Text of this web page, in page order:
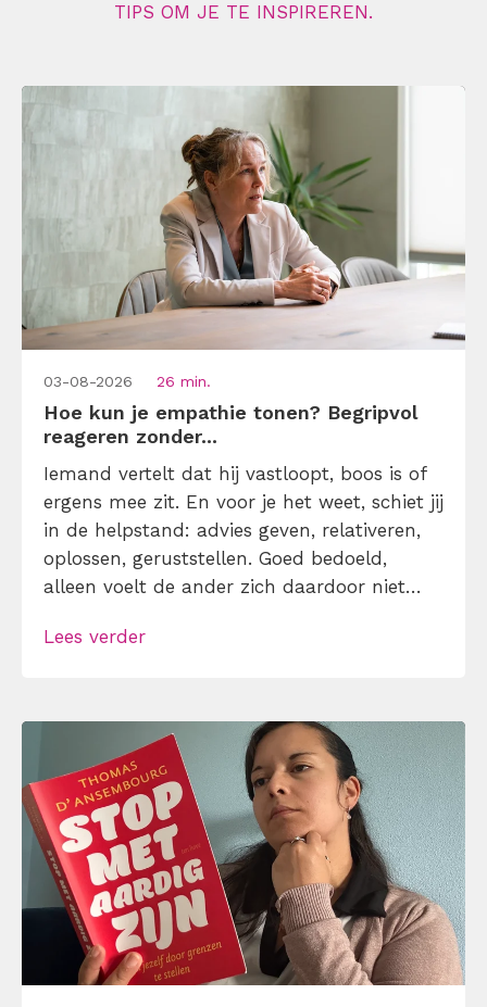
TIPS OM JE TE INSPIREREN.
03-08-2026 26 min.
Hoe kun je empathie tonen? Begripvol
reageren zonder...
Iemand vertelt dat hij vastloopt, boos is of
ergens mee zit. En voor je het weet, schiet jij
in de helpstand: advies geven, relativeren,
oplossen, geruststellen. Goed bedoeld,
alleen voelt de ander zich daardoor niet
gesprek betekent dat je eerst probeert te
Lees verder